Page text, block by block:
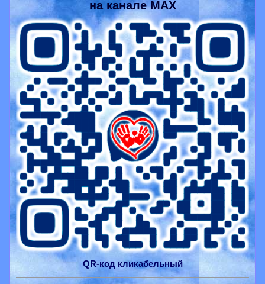
на каналеMAX
QR-код кликабельный